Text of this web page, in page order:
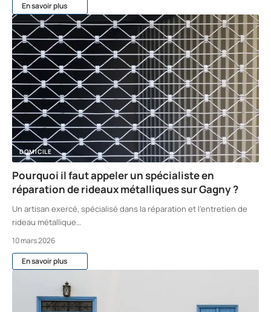
En savoir plus
DOMICILE
Pourquoi il faut appeler un spécialiste en
réparation de rideaux métalliques sur Gagny ?
Un artisan exercé, spécialisé dans la réparation et l’entretien de
rideau métallique…
10 mars 2026
En savoir plus